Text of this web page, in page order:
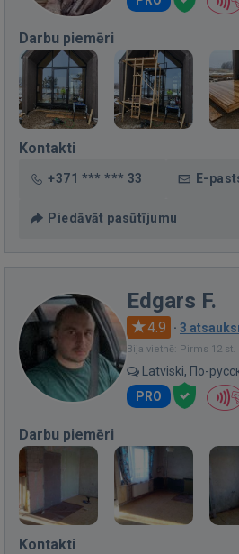
Darbu piemēri
Kontakti
+371 *** *** 33 E-
Piedāvāt pasūtījumu
Edgars F.
4.9 · 3
Bija vietnē: Pirms 12 st.
Latviski, По-
PRO
Darbu piemēri
Kontakti